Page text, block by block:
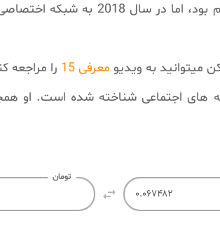
توانمند است. ترون در ابتدا توکنی در بلاک چین اتریوم
میتوانید به ویدیو معرفی 15
را مراجعه
های اجتماعی شناخته شده است. او

تومان